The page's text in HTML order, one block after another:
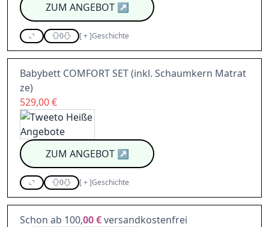
ZUM ANGEBOT↗
0 [+]Geschichte
Babybett COMFORT SET (inkl. Schaumkern Matrat
ze)
529,00 €
ZUM ANGEBOT↗
0 [+]Geschichte
Schon ab 100,00 €versandkostenfrei